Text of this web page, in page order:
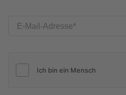
E-Mail-Adresse